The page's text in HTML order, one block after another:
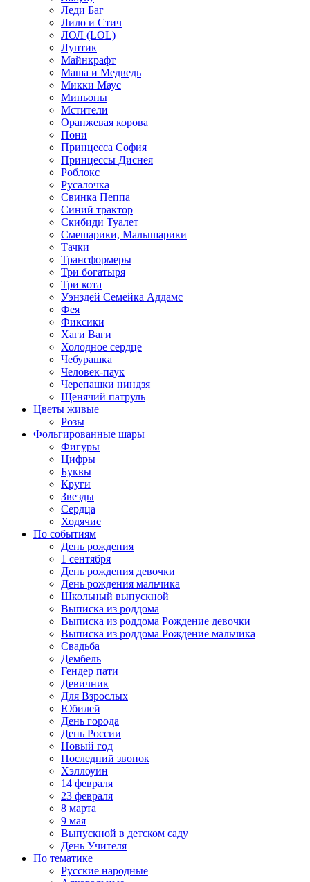
Леди Баг
Лило и Стич
ЛОЛ (LOL)
Лунтик
Майнкрафт
Маша и Медведь
Микки Маус
Миньоны
Мстители
Оранжевая корова
Пони
Принцесса София
Принцессы Диснея
Роблокс
Русалочка
Свинка Пеппа
Синий трактор
Скибиди Туалет
Смешарики, Малышарики
Тачки
Трансформеры
Три богатыря
Три кота
Уэнздей Семейка Аддамс
Фея
Фиксики
Хаги Ваги
Холодное сердце
Чебурашка
Человек-паук
Черепашки ниндзя
Щенячий патруль
Цветы живые
Розы
Фольгированные шары
Фигуры
Цифры
Буквы
Круги
Звезды
Сердца
Ходячие
По событиям
День рождения
1 сентября
День рождения девочки
День рождения мальчика
Школьный выпускной
Выписка из роддома
Выписка из роддома Рождение девочки
Выписка из роддома Рождение мальчика
Свадьба
Дембель
Гендер пати
Девичник
Для Взрослых
Юбилей
День города
День России
Новый год
Последний звонок
Хэллоуин
14 февраля
23 февраля
8 марта
9 мая
Выпускной в детском саду
День Учителя
По тематике
Русские народные